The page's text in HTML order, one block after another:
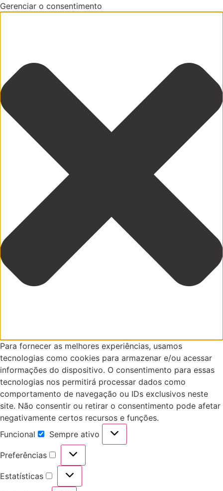
Gerenciar o consentimento
Para fornecer as melhores experiências, usamos
tecnologias como cookies para armazenar e/ou acessar
informações do dispositivo. O consentimento para essas
tecnologias nos permitirá processar dados como
comportamento de navegação ou IDs exclusivos neste
site. Não consentir ou retirar o consentimento pode afetar
negativamente certos recursos e funções.
Funcional
Funcional
Sempre ativo
Preferências
Preferências
Estatísticas
Estatísticas